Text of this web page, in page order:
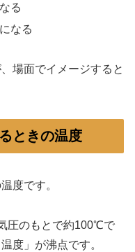
る
なる
場面でイメージすると
ときの温度
度です。
圧のもとで約100℃で
度」が沸点です。